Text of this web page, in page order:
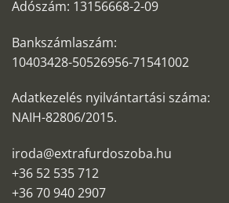
Adószám: 13156668-2-09
Bankszámlaszám:
10403428-50526956-71541002
Adatkezelés nyilvántartási száma:
NAIH-82806/2015.
iroda@extrafurdoszoba.hu
+36 52 535 712
+36 70 940 2907